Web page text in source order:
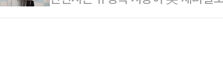
정치권을 지적했다.그는 “…
의 책임을 인정하고 반성을 표했다.
8800억원) 규모의 투자계획을 발